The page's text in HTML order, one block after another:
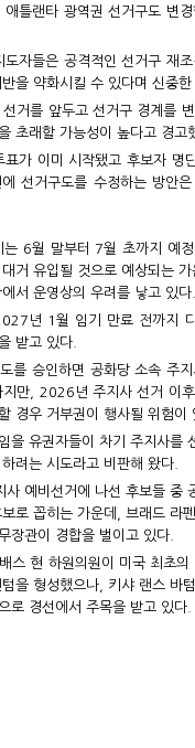
틀랜타 광역권 선거구도 변경
자들은 공격적인 선거구 재
을 약화시킬 수 있다며 신중한
거를 앞두고 선거구 경계를
초래할 가능성이 높다고 경고
표가 이미 시작됐고 후보자 명
선거구도를 수정하는 방안
는 6월 말부터 7월 초까지 예
거 유입될 것으로 예상되는 가
서 운영상의 우려를 낳고 있다.
년 1월 임기 만료 전까지
받고 있다.
를 승인하면 공화당 소속 주
지만, 2026년 주지사 선거 이
경우 거부권이 행사될 위험이
을 유권자들이 차기 주지사를
려는 시도라고 비판해 왔다.
사 예비선거에 나선 후보들 중
로 꼽히는 가운데, 브래드 라
장관이 경합을 벌이고 있다.
스 현 하원의원이 미국 최초의
을 형성했으나, 키샤 랜스 바
로 경선에서 주목을 받고 있다.